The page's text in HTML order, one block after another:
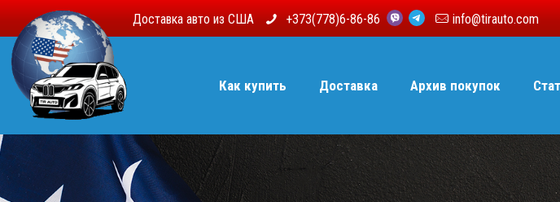
Доставка авто из США +373(778)6-86-86 info@tirauto.com
Как купить Доставка Архив покупок